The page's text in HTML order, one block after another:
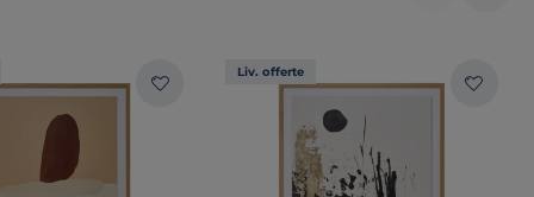
Liv. offerte